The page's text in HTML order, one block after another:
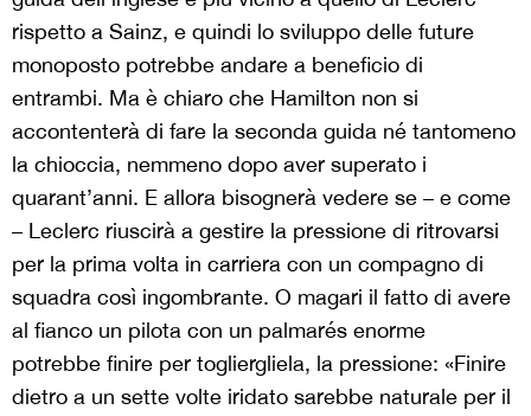
rispetto a Sainz, e quindi lo sviluppo delle future
monoposto potrebbe andare a beneficio di
entrambi. Ma è chiaro che Hamilton non si
accontenterà di fare la seconda guida né tantomeno
la chioccia, nemmeno dopo aver superato i
quarant’anni. E allora bisognerà vedere se – e come
– Leclerc riuscirà a gestire la pressione di ritrovarsi
per la prima volta in carriera con un compagno di
squadra così ingombrante. O magari il fatto di avere
al fianco un pilota con un palmarés enorme
potrebbe finire per togliergliela, la pressione: «Finire
dietro a un sette volte iridato sarebbe naturale per il